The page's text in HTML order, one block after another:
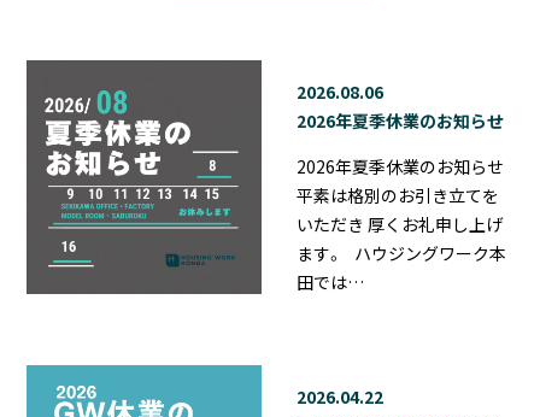
2026.08.06
2026年夏季休業のお知らせ
2026年夏季休業のお知らせ
平素は格別のお引き立てを
いただき 厚くお礼申し上げ
ます。 ハウジングワーク本
田では…
2026.04.22